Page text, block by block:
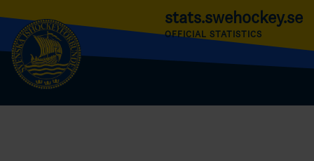
stats.swehockey.se
OFFICIAL STATISTICS